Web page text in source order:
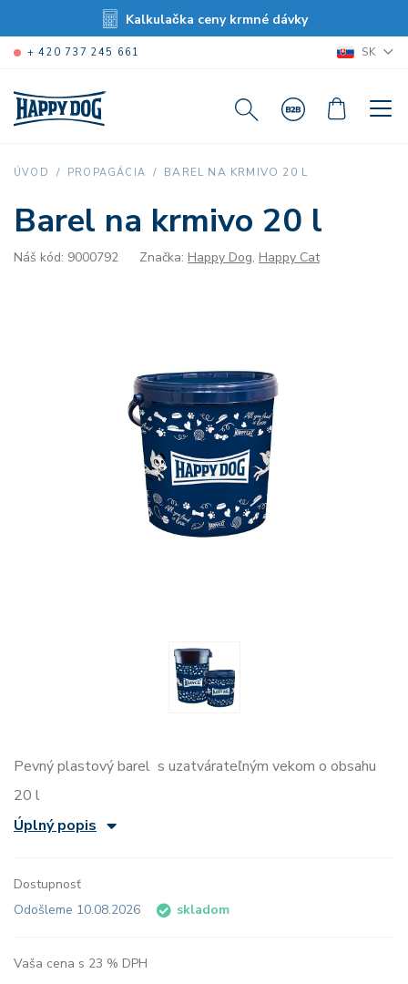
Kalkulačka ceny krmné dávky
+ 420 737 245 661 SK
ÚVOD PROPAGÁCIA BAREL NA KRMIVO 20 L
Barel na krmivo 20 l
Náš kód: 9000792 Značka: Happy Dog, Happy Cat
Pevný plastový barel s uzatvárateľným vekom o obsahu
20 l
Úplný popis
Dostupnosť
Odošleme 10.08.2026
skladom
Vaša cena s 23 % DPH